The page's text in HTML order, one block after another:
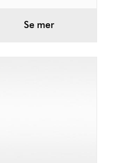
Se mer